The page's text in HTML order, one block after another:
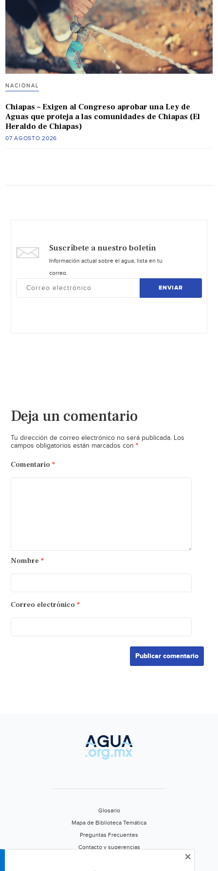
NACIONAL
Chiapas – Exigen al Congreso aprobar una Ley de
Aguas que proteja a las comunidades de Chiapas (El
Heraldo de Chiapas)
07 AGOSTO 2026
Suscríbete a nuestro boletín
Información actual sobre el agua, lista en tu
correo.
ENVIAR
Deja un comentario
Tu dirección de correo electrónico no será publicada. Los
campos obligatorios están marcados con *
Comentario *
Nombre *
Correo electrónico *
Glosario
Mapa de Biblioteca Temática
Preguntas Frecuentes
Contacto y sugerencias
×